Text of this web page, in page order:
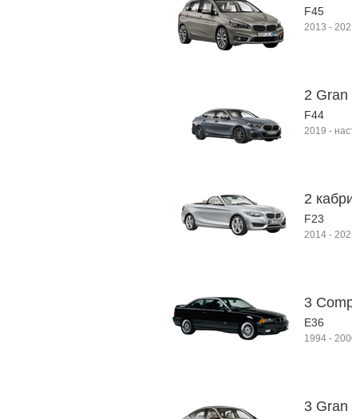
F45
2013 -
2 Gran
F44
2019 -
2
F23
2014-
3
E36
1994-
3 Gran